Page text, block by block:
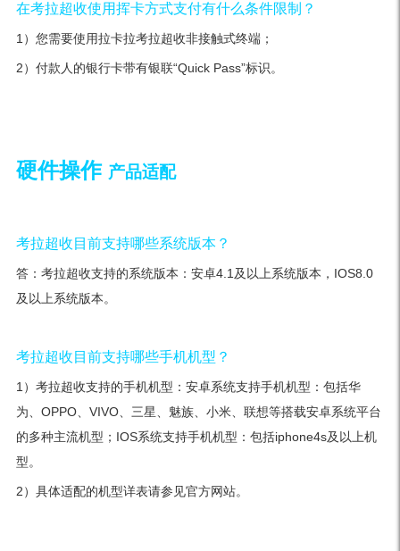
在考拉超收使用挥卡方式支付有什么条件限制？
1）您需要使用拉卡拉考拉超收非接触式终端；
2）付款人的银行卡带有银联“Quick Pass”标识。
硬件操作 产品适配
考拉超收目前支持哪些系统版本？
答：考拉超收支持的系统版本：安卓4.1及以上系统版本，IOS8.0
及以上系统版本。
考拉超收目前支持哪些手机机型？
1）考拉超收支持的手机机型：安卓系统支持手机机型：包括华
为、OPPO、VIVO、三星、魅族、小米、联想等搭载安卓系统平台
的多种主流机型；IOS系统支持手机机型：包括iphone4s及以上机
型。
2）具体适配的机型详表请参见官方网站。